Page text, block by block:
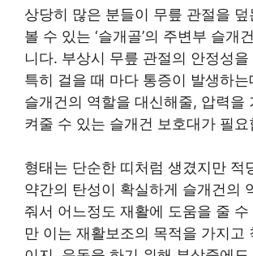
상당히 많은 분들이 무릎 관절을 덮
볼 수 있는 ‘슬개골’의 주변부 슬개
니다. 부상시 무릎 관절의 안정성을
특히 걸을 때 마다 통증이 발생하
슬개건의 역할을 대신해줄, 압력을
켜줄 수 있는 슬개건 보호대가 필요
형태는 단순한 띠처럼 생겼지만 적
약간의 탄성이 확실하게 슬개건의
줘서 어느정도 재활에 도움을 줄
만 이는 재활보조의 목적을 가지고